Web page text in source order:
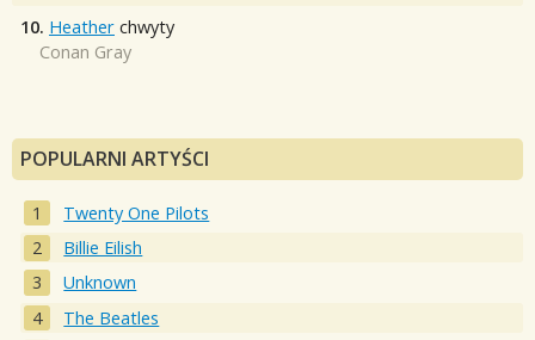
10. Heather chwyty
Conan Gray
POPULARNI ARTYŚCI
Twenty One Pilots
Billie Eilish
Unknown
The Beatles